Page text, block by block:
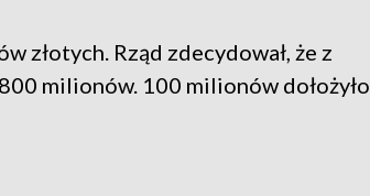
złotych. Rząd zdecydował, że z
milionów. 100 milionów dołożyło